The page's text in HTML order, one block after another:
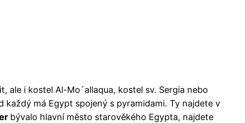
ale i kostel Al-Mo´allaqua, kostel sv. Sergia nebo
každý má Egypt spojený s pyramidami. Ty najdete v
bývalo hlavní město starověkého Egypta, najdete